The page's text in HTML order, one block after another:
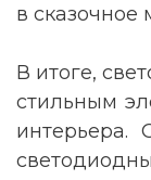
в сказочное
В итоге,
стильным
интерьера.